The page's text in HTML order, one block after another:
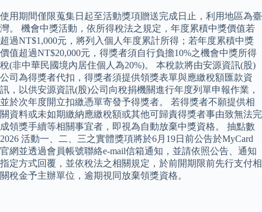
使用期間僅限蒐集日起至活動獎項贈送完成日止，利用地區為臺
灣。 機會中獎活動，依所得稅法之規定，年度累積中獎價值若
超過NT$1,000元，將列入個人年度累計所得；若年度累積中獎
價值超過NT$20,000元，得獎者須自行負擔10%之機會中獎所得
稅(非中華民國境內居住個人為20%)。 本稅款將由安源資訊(股)
公司為得獎者代扣，得獎者須提供領獎表單與應繳稅額匯款資
訊，以供安源資訊(股)公司向稅捐機關進行年度列單申報作業，
並於次年度開立扣繳憑單寄發予得獎者。 若得獎者不願提供相
關資料或未如期繳納應繳稅額或其他可歸責得獎者事由致無法完
成領獎手續等相關事宜者，即視為自動放棄中獎資格。 抽點數
2026 活動一、二、三之實體獎項將於6月19日前公告於MyCard
官網並透過會員帳號聯絡e-mail信箱通知，並請依照公告、通知
指定方式回覆，並依稅法之相關規定，於前開期限前先行支付相
關稅金予主辦單位，逾期視同放棄領獎資格。